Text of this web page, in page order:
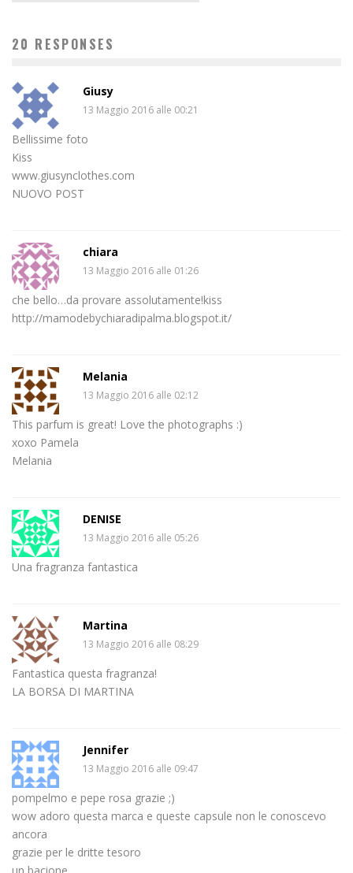
20 RESPONSES
Giusy
13 Maggio 2016 alle 00:21
Bellissime foto
Kiss
www.giusynclothes.com
NUOVO POST
chiara
13 Maggio 2016 alle 01:26
che bello…da provare assolutamente!kiss
http://mamodebychiaradipalma.blogspot.it/
Melania
13 Maggio 2016 alle 02:12
This parfum is great! Love the photographs :)
xoxo Pamela
Melania
DENISE
13 Maggio 2016 alle 05:26
Una fragranza fantastica
Martina
13 Maggio 2016 alle 08:29
Fantastica questa fragranza!
LA BORSA DI MARTINA
Jennifer
13 Maggio 2016 alle 09:47
pompelmo e pepe rosa grazie ;)
wow adoro questa marca e queste capsule non le conoscevo
ancora
grazie per le dritte tesoro